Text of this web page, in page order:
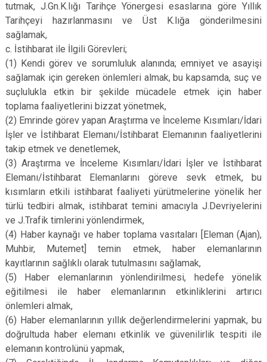
tutmak, J.Gn.K.lığı Tarihçe Yönergesi esaslarına göre Yıllık
Tarihçeyi hazırlanmasını ve Üst K.lığa gönderilmesini
sağlamak,
c. İstihbarat ile İlgili Görevleri;
(1) Kendi görev ve sorumluluk alanında; emniyet ve asayişi
sağlamak için gereken önlemleri almak, bu kapsamda, suç ve
suçlulukla etkin bir şekilde mücadele etmek için haber
toplama faaliyetlerini bizzat yönetmek,
(2) Emrinde görev yapan Araştırma ve İnceleme Kısımları/İdari
İşler ve İstihbarat Elemanı/İstihbarat Elemanının faaliyetlerini
takip etmek ve denetlemek,
(3) Araştırma ve İnceleme Kısımları/İdari İşler ve İstihbarat
Elemanı/İstihbarat Elemanlarını göreve sevk etmek, bu
kısımların etkili istihbarat faaliyeti yürütmelerine yönelik her
türlü tedbiri almak, istihbarat temini amacıyla J.Devriyelerini
ve J.Trafik timlerini yönlendirmek,
(4) Haber kaynağı ve haber toplama vasıtaları [Eleman (Ajan),
Muhbir, Mutemet] temin etmek, haber elemanlarının
kayıtlarının sağlıklı olarak tutulmasını sağlamak,
(5)
Haber elemanlarının yönlendirilmesi, hedefe yönelik
eğitilmesi ile haber elemanlarının etkinliklerini artırıcı
önlemleri almak,
(6) Haber elemanlarının yıllık değerlendirmelerini yapmak, bu
doğrultuda haber elemanı etkinlik ve güvenilirlik tespiti ile
elemanın kontrolünü yapmak,